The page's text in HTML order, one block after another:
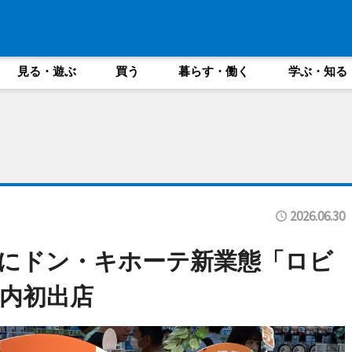
見る・遊ぶ 買う 暮らす・働く 学ぶ・知る
2026.06.30
ン・キホーテ新業態「ロビ
初出店